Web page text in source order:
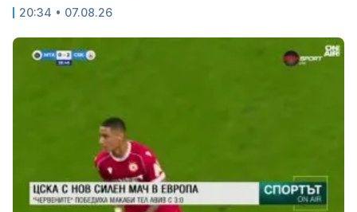
20:34 • 07.08.26